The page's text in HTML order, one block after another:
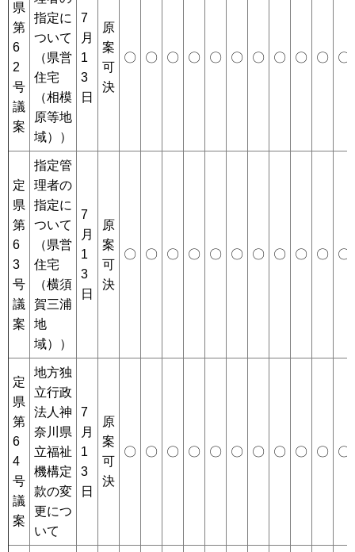
県
第
6
2
号
議
案
指定に
ついて
（県営
住宅
（相模
原等地
域））
7
月
1
3
日
原
案
可
決
〇 〇 〇 〇 〇 〇 〇 〇 〇 〇 〇
定
県
第
6
3
号
議
案
指定管
理者の
指定に
ついて
（県営
住宅
（横須
賀三浦
地
域））
7
月
1
3
日
原
案
可
決
〇 〇 〇 〇 〇 〇 〇 〇 〇 〇 〇
定
県
第
6
4
号
議
案
地方独
立行政
法人神
奈川県
立福祉
機構定
款の変
更につ
いて
7
月
1
3
日
原
案
可
決
〇 〇 〇 〇 〇 〇 〇 〇 〇 〇 〇